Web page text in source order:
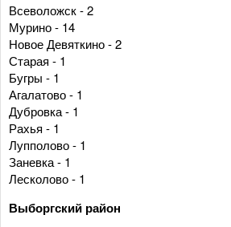
Всеволожск - 2
Мурино - 14
Новое Девяткино - 2
Старая - 1
Бугры - 1
Агалатово - 1
Дубровка - 1
Рахья - 1
Лупполово - 1
Заневка - 1
Лесколово - 1
Выборгский район